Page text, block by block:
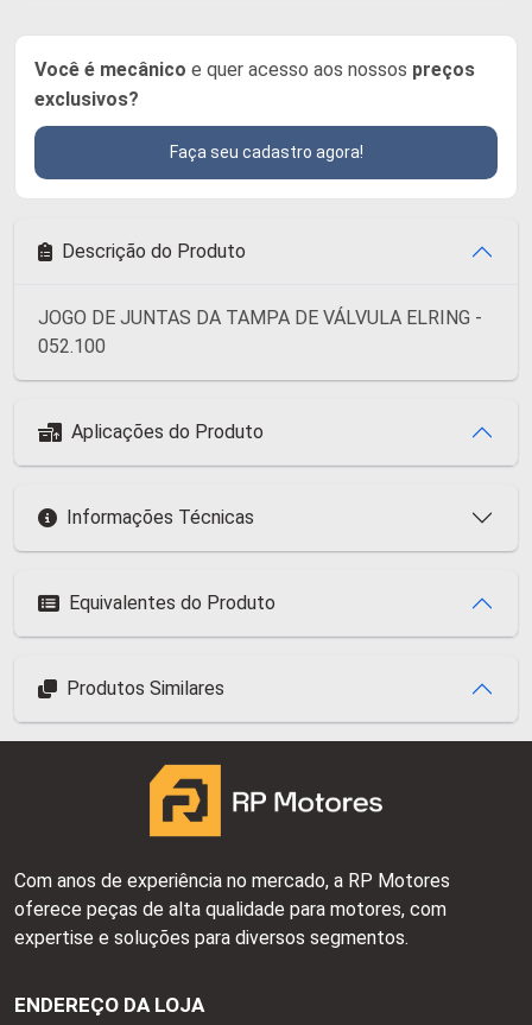
Você é mecânico e quer acesso aos nossos preços
exclusivos?
Faça seu cadastro agora!
Descrição do Produto
JOGO DE JUNTAS DA TAMPA DE VÁLVULA ELRING -
052.100
Aplicações do Produto
Informações Técnicas
Equivalentes do Produto
Produtos Similares
Com anos de experiência no mercado, a RP Motores
oferece peças de alta qualidade para motores, com
expertise e soluções para diversos segmentos.
ENDEREÇO DA LOJA